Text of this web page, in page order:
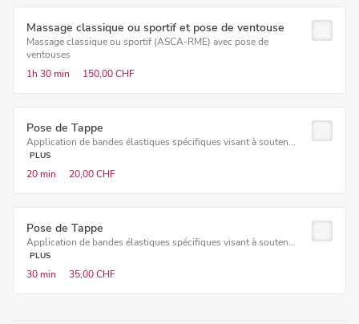
Massage classique ou sportif et pose de ventouse
Massage classique ou sportif (ASCA-RME) avec pose de
ventouses
1h 30 min 150,00 CHF
Pose de Tappe
Application de bandes élastiques spécifiques visant à souten...
PLUS
20 min 20,00 CHF
Pose de Tappe
Application de bandes élastiques spécifiques visant à souten...
PLUS
30 min 35,00 CHF